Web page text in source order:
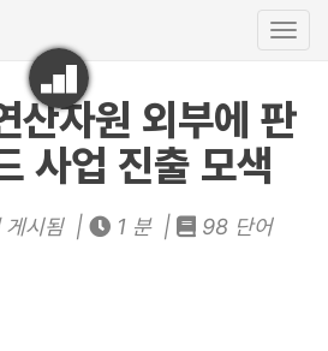
네
게
이
산자원 외부에 판
사업 진출 모색
게시됨 | 1 분 | 98 단어